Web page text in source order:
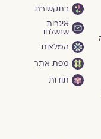
בתקשורת
איגרות
שנשלחו
המלצות
מפת אתר
תודות